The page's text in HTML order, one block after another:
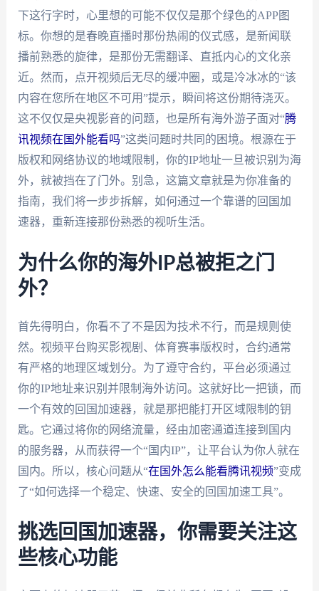
下这行字时，心里想的可能不仅仅是那个绿色的APP图
标。你想的是春晚直播时那份热闹的仪式感，是新闻联
播前熟悉的旋律，是那份无需翻译、直抵内心的文化亲
近。然而，点开视频后无尽的缓冲圈，或是冷冰冰的“该
内容在您所在地区不可用”提示，瞬间将这份期待浇灭。
这不仅仅是央视影音的问题，也是所有海外游子面对“腾
讯视频在国外能看吗”这类问题时共同的困境。根源在于
版权和网络协议的地域限制，你的IP地址一旦被识别为海
外，就被挡在了门外。别急，这篇文章就是为你准备的
指南，我们将一步步拆解，如何通过一个靠谱的回国加
速器，重新连接那份熟悉的视听生活。
为什么你的海外IP总被拒之门
外？
首先得明白，你看不了不是因为技术不行，而是规则使
然。视频平台购买影视剧、体育赛事版权时，合约通常
有严格的地理区域划分。为了遵守合约，平台必须通过
你的IP地址来识别并限制海外访问。这就好比一把锁，而
一个有效的回国加速器，就是那把能打开区域限制的钥
匙。它通过将你的网络流量，经由加密通道连接到国内
的服务器，从而获得一个“国内IP”，让平台认为你人就在
国内。所以，核心问题从“在国外怎么能看腾讯视频”变成
了“如何选择一个稳定、快速、安全的回国加速工具”。
挑选回国加速器，你需要关注这
些核心功能